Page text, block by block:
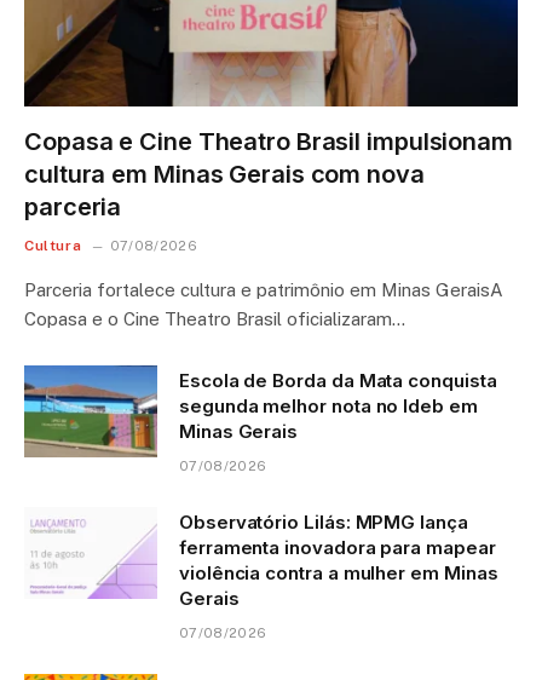
Copasa e Cine Theatro Brasil impulsionam
cultura em Minas Gerais com nova
parceria
Cultura 07/08/2026
Parceria fortalece cultura e patrimônio em Minas GeraisA
Copasa e o Cine Theatro Brasil oficializaram…
Escola de Borda da Mata conquista
segunda melhor nota no Ideb em
Minas Gerais
07/08/2026
Observatório Lilás: MPMG lança
ferramenta inovadora para mapear
violência contra a mulher em Minas
Gerais
07/08/2026